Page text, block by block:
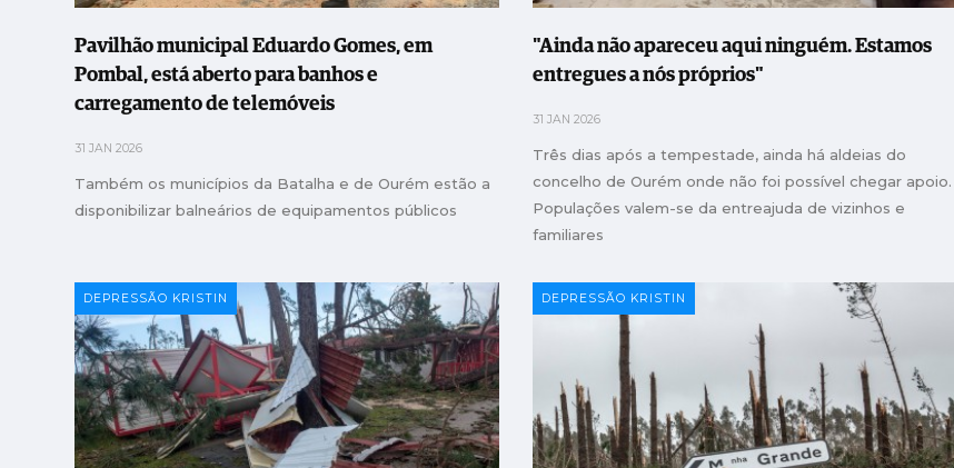
Pavilhão municipal Eduardo Gomes, em
Pombal, está aberto para banhos e
carregamento de telemóveis
31 JAN 2026
Também os municípios da Batalha e de Ourém estão a
disponibilizar balneários de equipamentos públicos
"Ainda não apareceu aqui ninguém. Estamos
entregues a nós próprios"
31 JAN 2026
Três dias após a tempestade, ainda há aldeias do
concelho de Ourém onde não foi possível chegar apoio.
Populações valem-se da entreajuda de vizinhos e
familiares
DEPRESSÃO KRISTIN DEPRESSÃO KRISTIN